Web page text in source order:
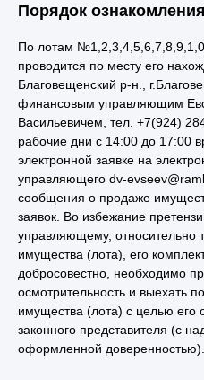
Порядок
По лотам
проводится по месту его
Благовещенский р-н.,
финансовым управляющим
Васильевичем, тел. +7(924)
рабочие дни с 14:00 до 17:00
электронной заявке на
управляющего dv-
сообщения о продаже
заявок. Во избежание
управляющему, относительно
имущества (лота), его
добросовестно, необходимо
осмотрительность и выехать
имущества (лота) с целью его
законного представителя (с
оформленной доверенностью).